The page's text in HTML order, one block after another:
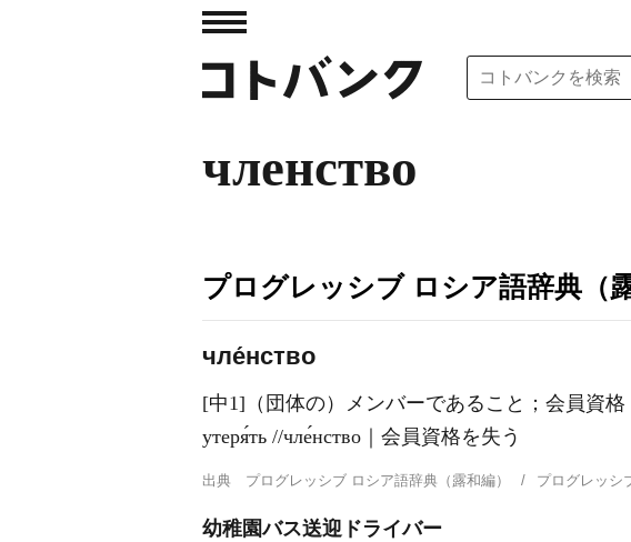
членство
プログレッシブ ロシア語辞典（露
чле́нство
[中1]（団体の）メンバーであること；会員資格
утеря́ть //чле́нство｜会員資格を失う
出典 プログレッシブ ロシア語辞典（露和編） プログレッ
幼稚園バス送迎ドライバー